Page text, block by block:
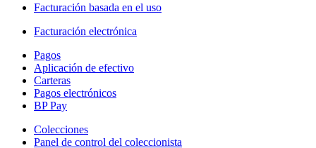
Facturación basada en el uso
Facturación electrónica
Pagos
Aplicación de efectivo
Carteras
Pagos electrónicos
BP Pay
Colecciones
Panel de control del coleccionista